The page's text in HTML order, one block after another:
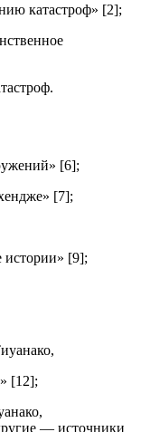
катастроф» [2];
[6];
[7];
истории» [9];
[12];
— источники